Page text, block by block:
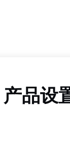
品设